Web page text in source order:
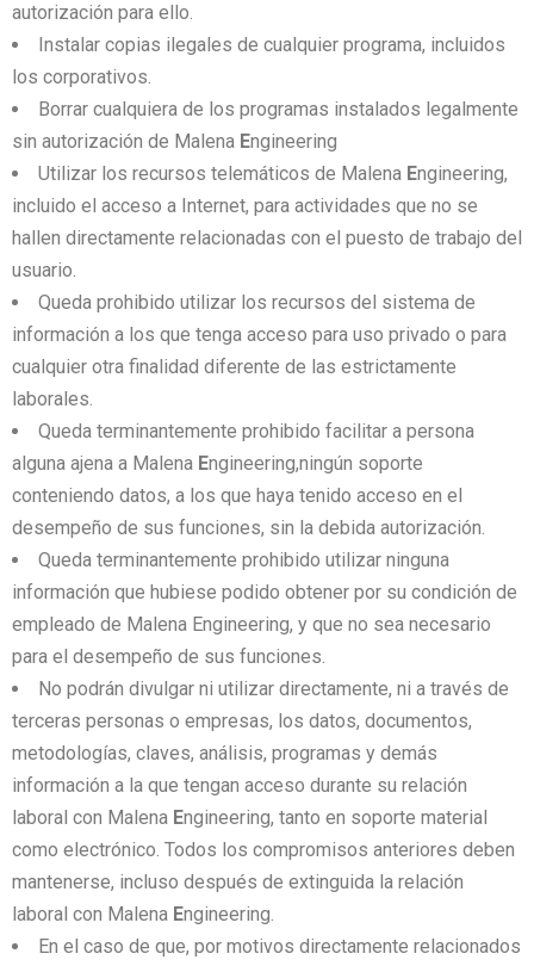
autorización para ello.
Instalar copias ilegales de cualquier programa, incluidos
los corporativos.
Borrar cualquiera de los programas instalados legalmente
sin autorización de Malena Engineering
Utilizar los recursos telemáticos de Malena Engineering,
incluido el acceso a Internet, para actividades que no se
hallen directamente relacionadas con el puesto de trabajo del
usuario.
Queda prohibido utilizar los recursos del sistema de
información a los que tenga acceso para uso privado o para
cualquier otra finalidad diferente de las estrictamente
laborales.
Queda terminantemente prohibido facilitar a persona
alguna ajena a Malena Engineering,ningún soporte
conteniendo datos, a los que haya tenido acceso en el
desempeño de sus funciones, sin la debida autorización.
Queda terminantemente prohibido utilizar ninguna
información que hubiese podido obtener por su condición de
empleado de Malena Engineering, y que no sea necesario
para el desempeño de sus funciones.
No podrán divulgar ni utilizar directamente, ni a través de
terceras personas o empresas, los datos, documentos,
metodologías, claves, análisis, programas y demás
información a la que tengan acceso durante su relación
laboral con Malena Engineering, tanto en soporte material
como electrónico. Todos los compromisos anteriores deben
mantenerse, incluso después de extinguida la relación
laboral con Malena Engineering.
En el caso de que, por motivos directamente relacionados